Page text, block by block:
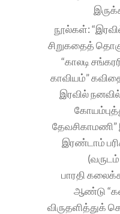
நூல்கள்:
சிறுகதைத்
“காலடி
காவியம்”
இரவில்
தேவசிகாமணி”
இரண்டாம்
பாரதி
ஆண்டு
விருதளித்துக்